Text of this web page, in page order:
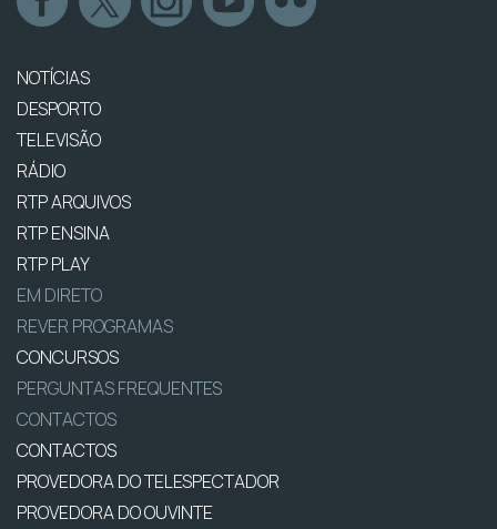
NOTÍCIAS
DESPORTO
TELEVISÃO
RÁDIO
RTP ARQUIVOS
RTP ENSINA
RTP PLAY
EM DIRETO
REVER PROGRAMAS
CONCURSOS
PERGUNTAS FREQUENTES
CONTACTOS
CONTACTOS
PROVEDORA DO TELESPECTADOR
PROVEDORA DO OUVINTE